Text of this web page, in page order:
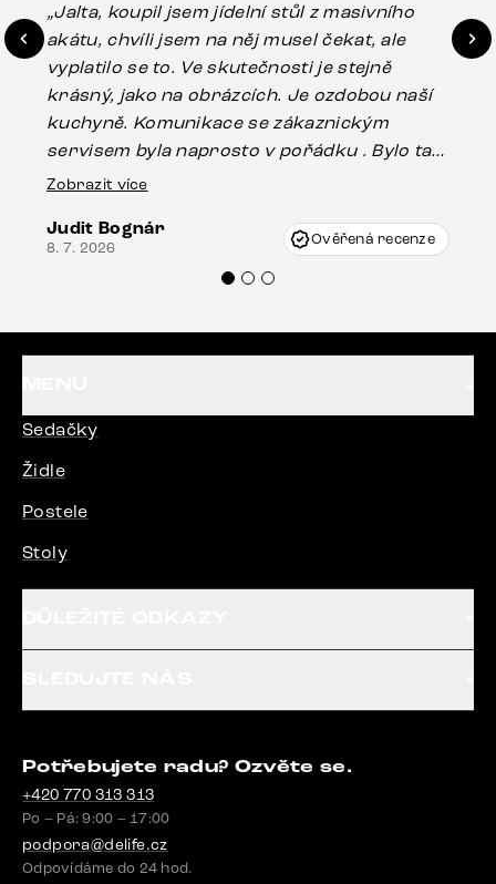
„Jalta, koupil jsem jídelní stůl z masivního
akátu, chvíli jsem na něj musel čekat, ale
vyplatilo se to. Ve skutečnosti je stejně
krásný, jako na obrázcích. Je ozdobou naší
kuchyně. Komunikace se zákaznickým
servisem byla naprosto v pořádku . Bylo tam
drobné poškození u nohy stolu, které mohlo
Vincze mi velmi korektně vyšli vstříc.
Doporučuji produkty Delife všem.“
Zobrazit více
Judit Bognár
8. 7. 2026 Ověřená recenze
Sedačky
Židle
Postele
Stoly
Potřebujete radu? Ozvěte se.
+420 770 313 313
Po – Pá: 9:00 – 17:00
podpora@delife.cz
Odpovídáme do 24 hod.